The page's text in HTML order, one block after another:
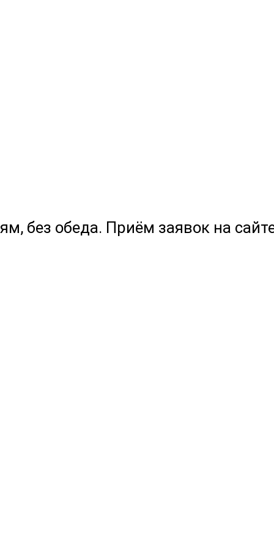
без обеда. Приём заявок на